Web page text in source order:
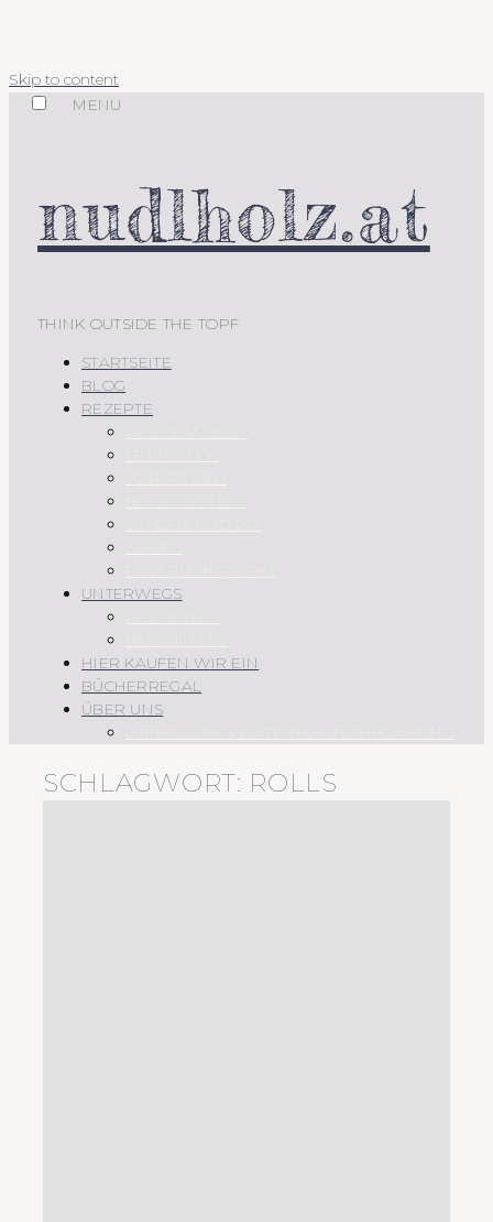
Skip to content
MENU
nudlholz.at
THINK OUTSIDE THE TOPF
STARTSEITE
BLOG
REZEPTE
UNTERWEGS
HIER KAUFEN WIR EIN
BÜCHERREGAL
ÜBER UNS
SCHLAGWORT: ROLLS